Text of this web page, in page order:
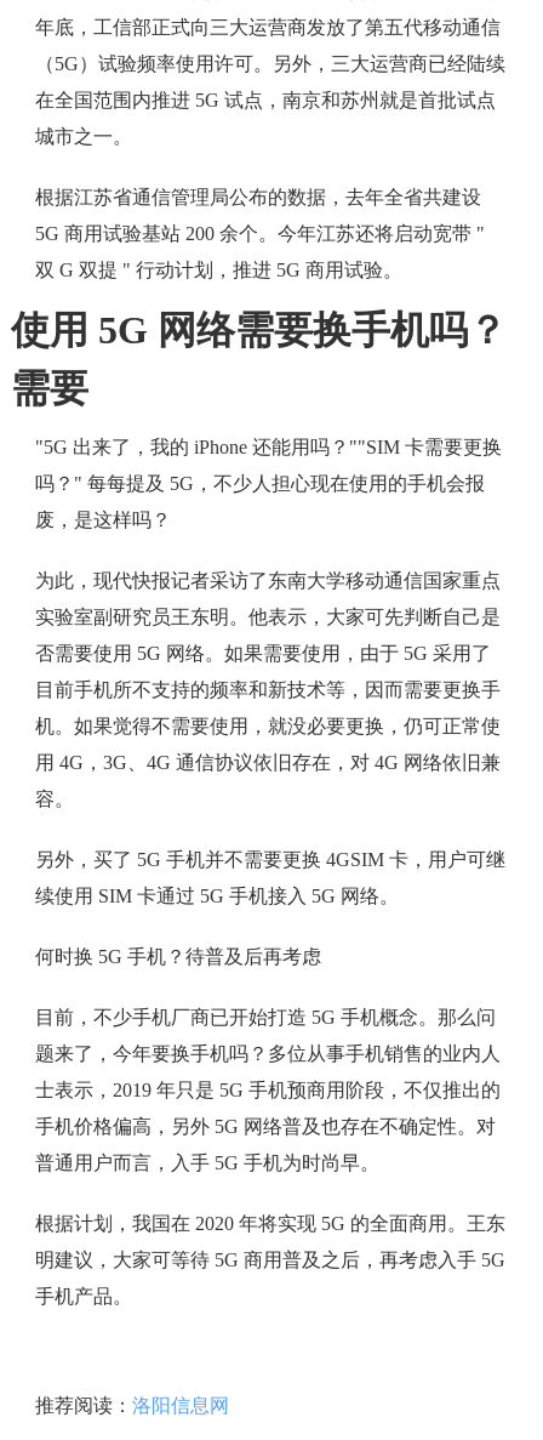
年底，工信部正式向三大运营商发放了第五代移动通信
（5G）试验频率使用许可。另外，三大运营商已经陆续
在全国范围内推进 5G 试点，南京和苏州就是首批试点
城市之一。
根据江苏省通信管理局公布的数据，去年全省共建设
5G 商用试验基站 200 余个。今年江苏还将启动宽带 "
双 G 双提 " 行动计划，推进 5G 商用试验。
使用 5G 网络需要换手机吗？
需要
"5G 出来了，我的 iPhone 还能用吗？""SIM 卡需要更换
吗？" 每每提及 5G，不少人担心现在使用的手机会报
废，是这样吗？
为此，现代快报记者采访了东南大学移动通信国家重点
实验室副研究员王东明。他表示，大家可先判断自己是
否需要使用 5G 网络。如果需要使用，由于 5G 采用了
目前手机所不支持的频率和新技术等，因而需要更换手
机。如果觉得不需要使用，就没必要更换，仍可正常使
用 4G，3G、4G 通信协议依旧存在，对 4G 网络依旧兼
容。
另外，买了 5G 手机并不需要更换 4GSIM 卡，用户可继
续使用 SIM 卡通过 5G 手机接入 5G 网络。
何时换 5G 手机？待普及后再考虑
目前，不少手机厂商已开始打造 5G 手机概念。那么问
题来了，今年要换手机吗？多位从事手机销售的业内人
士表示，2019 年只是 5G 手机预商用阶段，不仅推出的
手机价格偏高，另外 5G 网络普及也存在不确定性。对
普通用户而言，入手 5G 手机为时尚早。
根据计划，我国在 2020 年将实现 5G 的全面商用。王东
明建议，大家可等待 5G 商用普及之后，再考虑入手 5G
手机产品。
推荐阅读： 洛阳信息网